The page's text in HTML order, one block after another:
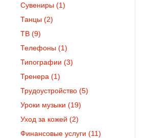
Сувениры (1)
Танцы (2)
ТВ (9)
Телефоны (1)
Типографии (3)
Тренера (1)
Трудоустройство (5)
Уроки музыки (19)
Уход за кожей (2)
Финансовые услуги (11)